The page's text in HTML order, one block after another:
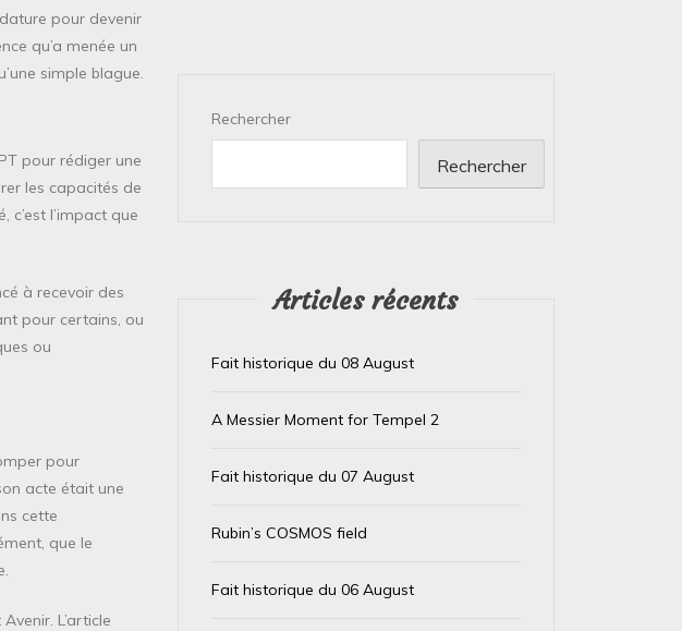
pour devenir
qu’a menée un
simple blague.
pour rédiger une
les capacités de
c’est l’impact que
à recevoir des
pour certains, ou
ou
pour
acte était une
cette
que le
L’article
Rechercher
Rechercher
Articles récents
Fait historique du 08 August
A Messier Moment for Tempel 2
Fait historique du 07 August
Rubin’s COSMOS field
Fait historique du 06 August